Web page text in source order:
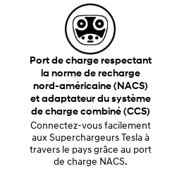
Port de charge respectant
la norme de recharge
nord-américaine (NACS)
et adaptateur du système
de charge combiné (CCS)
Connectez-vous facilement
aux Superchargeurs Tesla à
travers le pays grâce au port
de charge NACS.